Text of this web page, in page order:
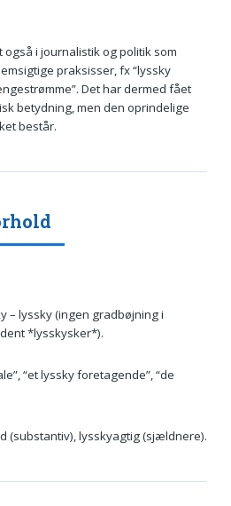
i journalistik og politik som
praksisser, fx “lyssky
Det har dermed fået
betydning, men den oprindelige
består.
– lyssky (ingen gradbøjning i
*lysskysker*).
“et lyssky foretagende”, “de
(substantiv), lysskyagtig (sjældnere).